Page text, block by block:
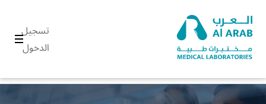
تسجيل
الدخول